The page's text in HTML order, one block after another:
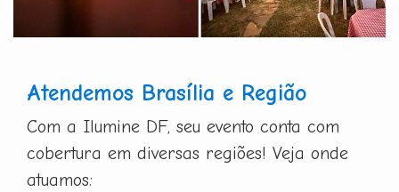
Atendemos Brasília e Região
Com a Ilumine DF, seu evento conta com
cobertura em diversas regiões! Veja onde
atuamos: